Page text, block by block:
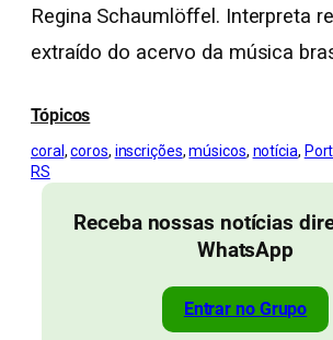
Regina Schaumlöffel. Interpreta
extraído do acervo da música
Tópicos
coral , coros, inscrições, músicos, notícia,
RS
Receba nossas notícias
WhatsApp
Entrar no Grupo